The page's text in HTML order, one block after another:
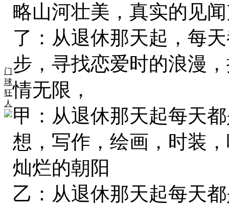
门
球
狂
人
略山河壮美，真实的见
了：从退休那天起，每
步，寻找恋爱时的浪漫
情无限，
甲：从退休那天起每天
想，写作，绘画，时装
灿烂的朝阳
乙：从退休那天起每天